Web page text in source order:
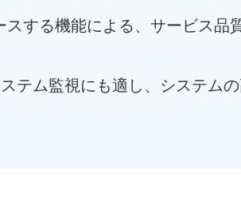
する機能による、サービス品
テム監視にも適し、システム